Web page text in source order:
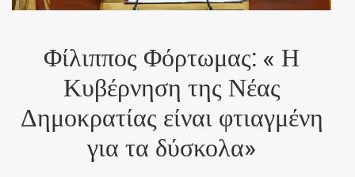
Φίλιππος Φόρτωμας: « Η
Κυβέρνηση της Νέας
Δημοκρατίας είναι φτιαγμένη
για τα δύσκολα»